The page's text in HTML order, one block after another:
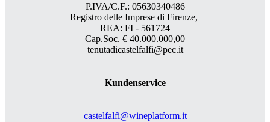
P.IVA/C.F.: 05630340486
Registro delle Imprese di Firenze,
REA: FI - 561724
Cap.Soc. € 40.000.000,00
tenutadicastelfalfi@pec.it
Kundenservice
castelfalfi@wineplatform.it